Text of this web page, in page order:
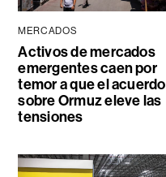
MERCADOS
Activos de mercados
emergentes caen por
temor a que el acuerdo
sobre Ormuz eleve las
tensiones